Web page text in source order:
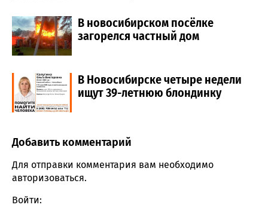
В новосибирском посёлке
загорелся частный дом
В Новосибирске четыре недели
ищут 39-летнюю блондинку
Comment section
Добавить комментарий
Для отправки комментария вам необходимо
авторизоваться.
Войти: